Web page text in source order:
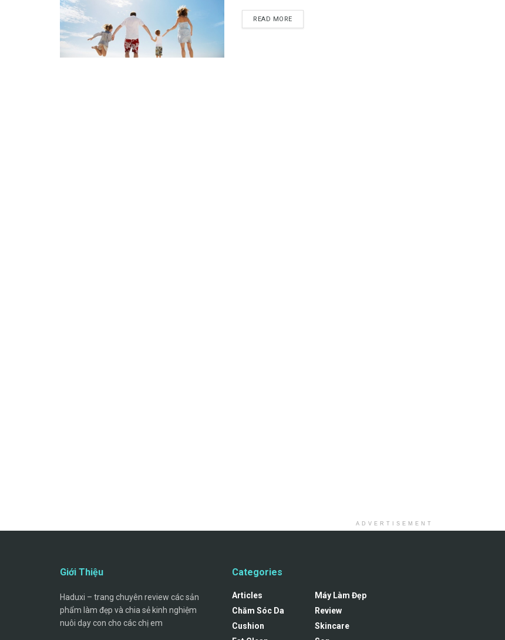
READ MOREDETAILS
ADVERTISEMENT
Giới Thiệu
Haduxi – trang chuyên review các sản
phẩm làm đẹp và chia sẻ kinh nghiệm
nuôi dạy con cho các chị em
Categories
Articles
Chăm Sóc Da
Cushion
Máy Làm Đẹp
Review
Skincare